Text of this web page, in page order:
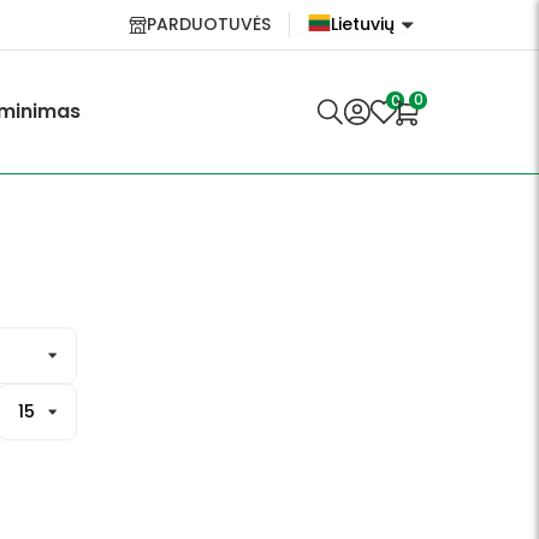
PARDUOTUVĖS
Lietuvių
Lietuvių
0 0